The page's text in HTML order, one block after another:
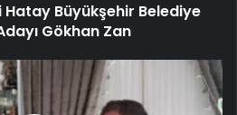
Büyükşehir Belediye
Gökhan Zan